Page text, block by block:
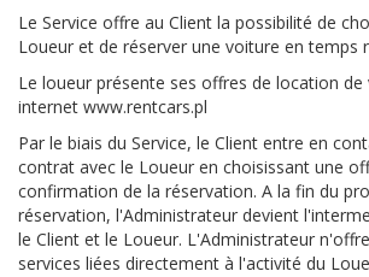
Le Service offre au Client la possibilité de
Loueur et de réserver une voiture en temps
Le loueur présente ses offres de location
internet www.rentcars.pl
Par le biais du Service, le Client entre en
contrat avec le Loueur en choisissant une
confirmation de la réservation. A la fin du
réservation, l'Administrateur devient
le Client et le Loueur. L'Administrateur
services liées directement à l'activité du